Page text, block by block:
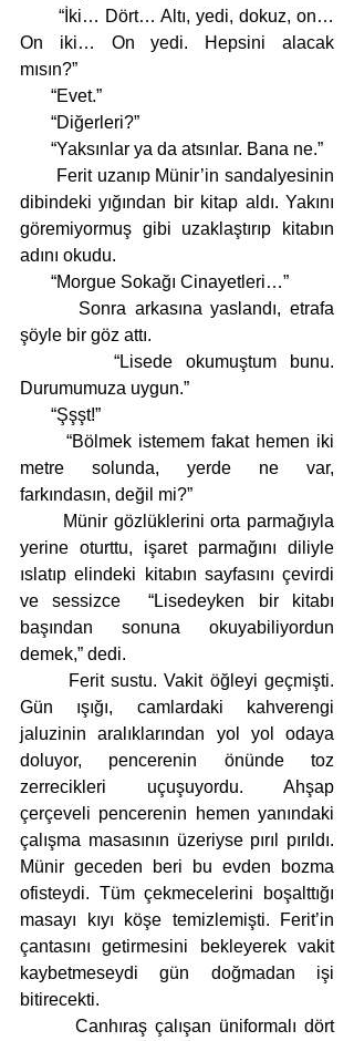
On iki… On yedi. Hepsini alacak
mısın?”
       “Evet.”
       “Diğerleri?”
       “Yaksınlar ya da atsınlar. Bana ne.”
dibindeki yığından bir kitap aldı. Yakını
göremiyormuş gibi uzaklaştırıp kitabın
adını okudu.
       “Morgue Sokağı Cinayetleri…”
şöyle bir göz attı.
Durumumuza uygun.”
       “Şşşt!”
metre solunda, yerde ne var,
farkındasın, değil mi?”
yerine oturttu, işaret parmağını diliyle
ıslatıp elindeki kitabın sayfasını çevirdi
ve sessizce  “Lisedeyken bir kitabı
başından sonuna okuyabiliyordun
demek,” dedi.
Gün ışığı, camlardaki kahverengi
jaluzinin aralıklarından yol yol odaya
doluyor, pencerenin önünde toz
zerrecikleri uçuşuyordu. Ahşap
çerçeveli pencerenin hemen yanındaki
çalışma masasının üzeriyse pırıl pırıldı.
Münir geceden beri bu evden bozma
ofisteydi. Tüm çekmecelerini boşalttığı
masayı kıyı köşe temizlemişti. Ferit’in
çantasını getirmesini bekleyerek vakit
kaybetmeseydi gün doğmadan işi
bitirecekti.